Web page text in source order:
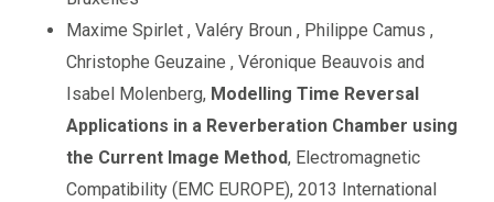
Maxime Spirlet , Valéry Broun , Philippe Camus ,
Christophe Geuzaine , Véronique Beauvois and
Isabel Molenberg, Modelling Time Reversal
Applications in a Reverberation Chamber using
the Current Image Method, Electromagnetic
Compatibility (EMC EUROPE), 2013 International